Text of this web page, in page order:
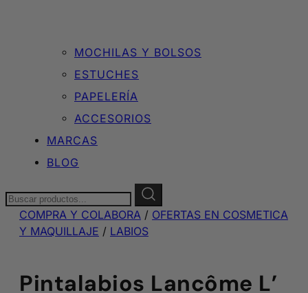
MOCHILAS Y BOLSOS
ESTUCHES
PAPELERÍA
ACCESORIOS
MARCAS
BLOG
Buscar:
COMPRA Y COLABORA / OFERTAS EN COSMETICA
Y MAQUILLAJE / LABIOS
Pintalabios Lancôme L’